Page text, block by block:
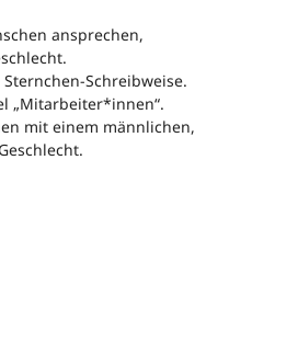
ansprechen,
Schreibweise.
„Mitarbeiter*innen“.
mit einem männlichen,